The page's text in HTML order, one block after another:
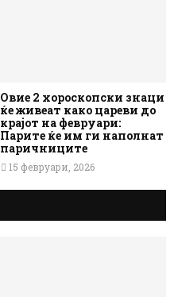
Овие 2 хороскопски знаци
ќе живеат како цареви до
крајот на февруари:
Парите ќе им ги наполнат
паричниците
15 февруари, 2026